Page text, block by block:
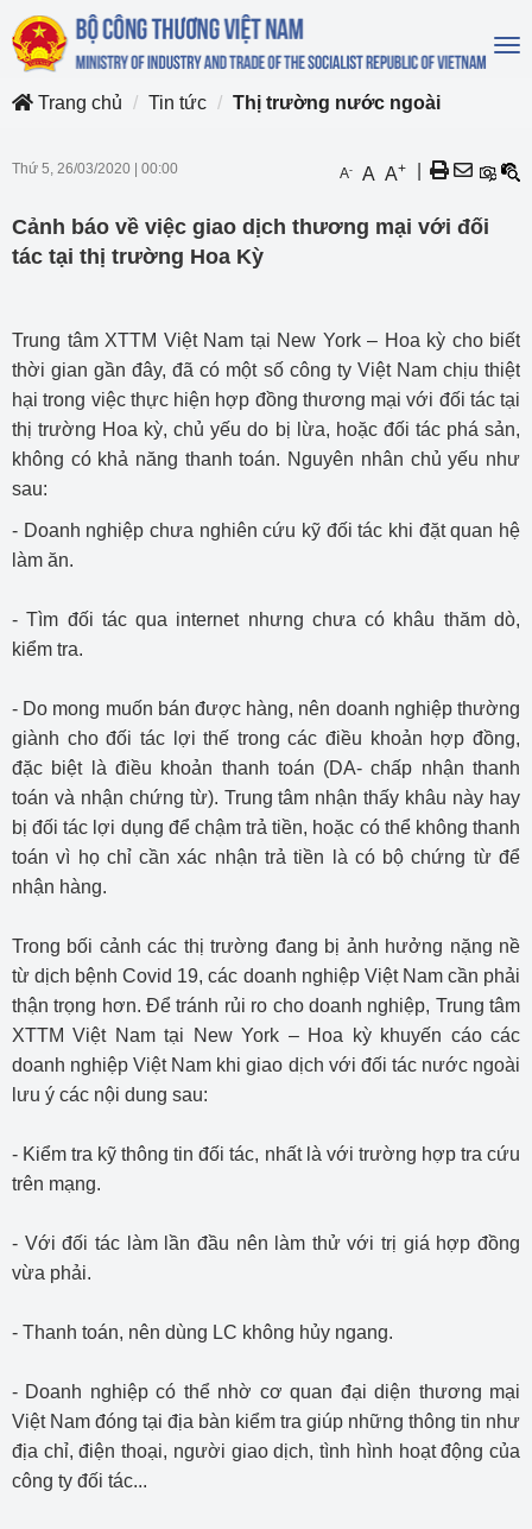
Trang chủ
Tin tức Thị trường nước ngoài
Thứ 5, 26/03/2020 00:00 A- A A+
Cảnh báo về việc giao dịch thương mại với đối
tác tại thị trường Hoa Kỳ
Trung tâm XTTM Việt Nam tại New York – Hoa kỳ cho biết
thời gian gần đây, đã có một số công ty Việt Nam chịu thiệt
hại trong việc thực hiện hợp đồng thương mại với đối tác tại
thị trường Hoa kỳ, chủ yếu do bị lừa, hoặc đối tác phá sản,
không có khả năng thanh toán. Nguyên nhân chủ yếu như
sau:
- Doanh nghiệp chưa nghiên cứu kỹ đối tác khi đặt quan hệ
làm ăn.
- Tìm đối tác qua internet nhưng chưa có khâu thăm dò,
kiểm tra.
- Do mong muốn bán được hàng, nên doanh nghiệp thường
giành cho đối tác lợi thế trong các điều khoản hợp đồng,
đặc biệt là điều khoản thanh toán (DA- chấp nhận thanh
toán và nhận chứng từ). Trung tâm nhận thấy khâu này hay
bị đối tác lợi dụng để chậm trả tiền, hoặc có thể không thanh
toán vì họ chỉ cần xác nhận trả tiền là có bộ chứng từ để
nhận hàng.
Trong bối cảnh các thị trường đang bị ảnh hưởng nặng nề
từ dịch bệnh Covid 19, các doanh nghiệp Việt Nam cần phải
thận trọng hơn. Để tránh rủi ro cho doanh nghiệp, Trung tâm
XTTM Việt Nam tại New York – Hoa kỳ khuyến cáo các
doanh nghiệp Việt Nam khi giao dịch với đối tác nước ngoài
lưu ý các nội dung sau:
- Kiểm tra kỹ thông tin đối tác, nhất là với trường hợp tra cứu
trên mạng.
- Với đối tác làm lần đầu nên làm thử với trị giá hợp đồng
vừa phải.
- Thanh toán, nên dùng LC không hủy ngang.
- Doanh nghiệp có thể nhờ cơ quan đại diện thương mại
Việt Nam đóng tại địa bàn kiểm tra giúp những thông tin như
địa chỉ, điện thoại, người giao dịch, tình hình hoạt động của
công ty đối tác...